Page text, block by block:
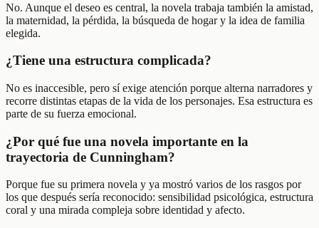
No. Aunque el deseo es central, la novela trabaja también la amistad,
la maternidad, la pérdida, la búsqueda de hogar y la idea de familia
elegida.
¿Tiene una estructura complicada?
No es inaccesible, pero sí exige atención porque alterna narradores y
recorre distintas etapas de la vida de los personajes. Esa estructura es
parte de su fuerza emocional.
¿Por qué fue una novela importante en la
trayectoria de Cunningham?
Porque fue su primera novela y ya mostró varios de los rasgos por
los que después sería reconocido: sensibilidad psicológica, estructura
coral y una mirada compleja sobre identidad y afecto.